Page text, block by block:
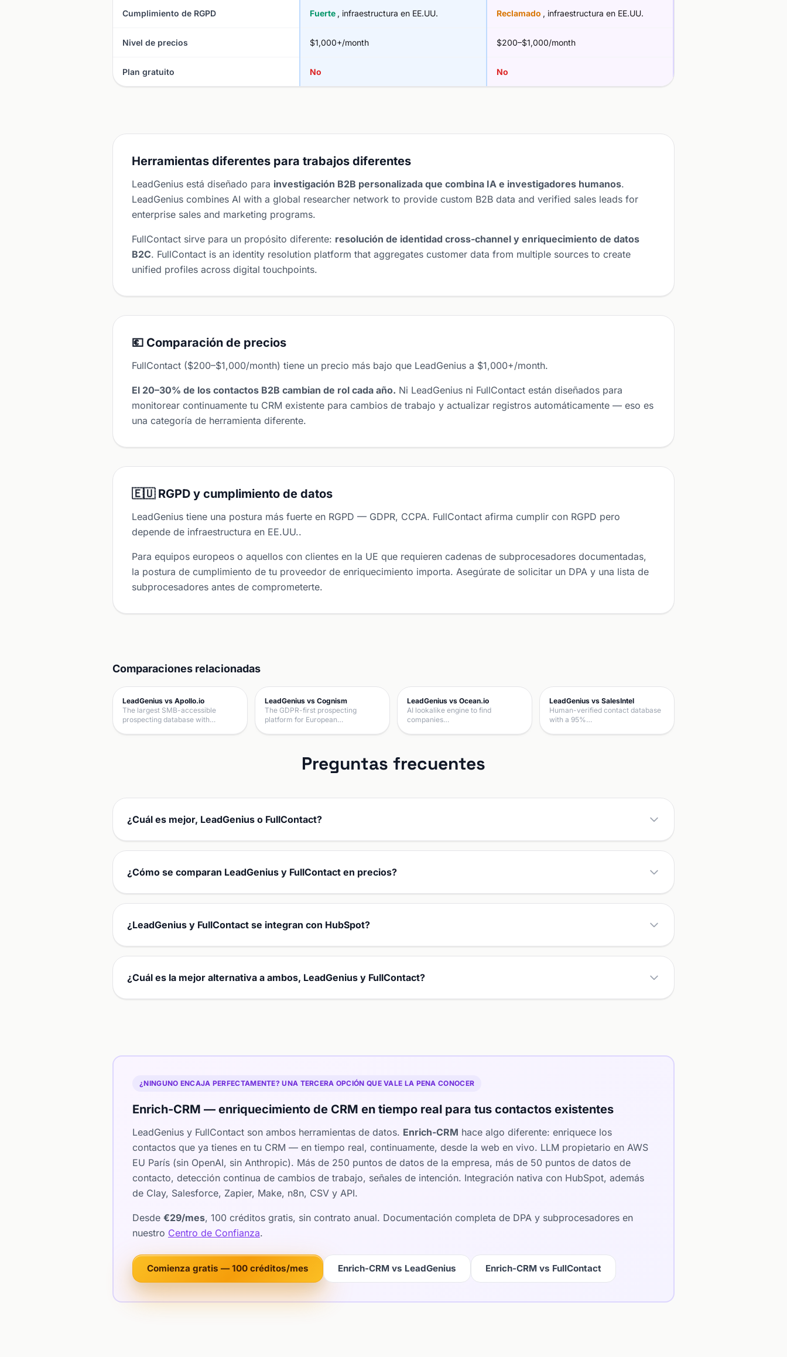
Cumplimiento de RGPD Fuerte , infraestructura en EE.UU. Reclamado , infraestructura en EE.UU.
Nivel de precios $1,000+/month $200–$1,000/month
Plan gratuito No No
Herramientas diferentes para trabajos diferentes
LeadGenius está diseñado para investigación B2B personalizada que combina IA e investigadores humanos.
LeadGenius combines AI with a global researcher network to provide custom B2B data and verified sales leads for
enterprise sales and marketing programs.
FullContact sirve para un propósito diferente: resolución de identidad cross-channel y enriquecimiento de datos
B2C. FullContact is an identity resolution platform that aggregates customer data from multiple sources to create
unified profiles across digital touchpoints.
💶 Comparación de precios
FullContact ($200–$1,000/month) tiene un precio más bajo que LeadGenius a $1,000+/month.
El 20–30% de los contactos B2B cambian de rol cada año. Ni LeadGenius ni FullContact están diseñados para
monitorear continuamente tu CRM existente para cambios de trabajo y actualizar registros automáticamente — eso es
una categoría de herramienta diferente.
🇪🇺 RGPD y cumplimiento de datos
LeadGenius tiene una postura más fuerte en RGPD — GDPR, CCPA. FullContact afirma cumplir con RGPD pero
depende de infraestructura en EE.UU..
Para equipos europeos o aquellos con clientes en la UE que requieren cadenas de subprocesadores documentadas,
la postura de cumplimiento de tu proveedor de enriquecimiento importa. Asegúrate de solicitar un DPA y una lista de
subprocesadores antes de comprometerte.
Comparaciones relacionadas
LeadGenius vs Apollo.io
The largest SMB-accessible
prospecting database with…
LeadGenius vs Cognism
The GDPR-first prospecting
platform for European…
LeadGenius vs Ocean.io
AI lookalike engine to find
companies…
LeadGenius vs SalesIntel
Human-verified contact database
with a 95%…
Preguntas frecuentes
¿Cuál es mejor, LeadGenius o FullContact?
¿Cómo se comparan LeadGenius y FullContact en precios?
¿LeadGenius y FullContact se integran con HubSpot?
¿Cuál es la mejor alternativa a ambos, LeadGenius y FullContact?
¿NINGUNO ENCAJA PERFECTAMENTE? UNA TERCERA OPCIÓN QUE VALE LA PENA CONOCER
Enrich-CRM — enriquecimiento de CRM en tiempo real para tus contactos existentes
LeadGenius y FullContact son ambos herramientas de datos. Enrich-CRM hace algo diferente: enriquece los
contactos que ya tienes en tu CRM — en tiempo real, continuamente, desde la web en vivo. LLM propietario en AWS
EU París (sin OpenAI, sin Anthropic). Más de 250 puntos de datos de la empresa, más de 50 puntos de datos de
contacto, detección continua de cambios de trabajo, señales de intención. Integración nativa con HubSpot, además
de Clay, Salesforce, Zapier, Make, n8n, CSV y API.
Desde €29/mes, 100 créditos gratis, sin contrato anual. Documentación completa de DPA y subprocesadores en
nuestro Centro de Confianza.
Comienza gratis — 100 créditos/mes Enrich-CRM vs LeadGenius Enrich-CRM vs FullContact